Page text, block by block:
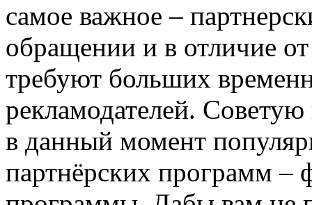
самое важное –
обращении и в отличие
требуют больших
рекламодателей.
в данный момент
партнёрских программ –